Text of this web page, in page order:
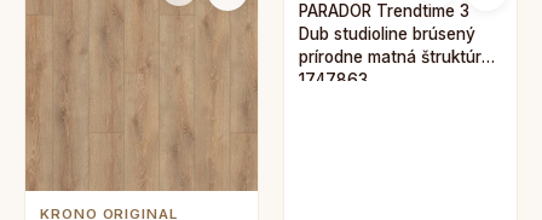
KRONO ORIGINAL
PARADOR Trendtime 3
Dub studioline brúsený
prírodne matná štruktúra
1747863